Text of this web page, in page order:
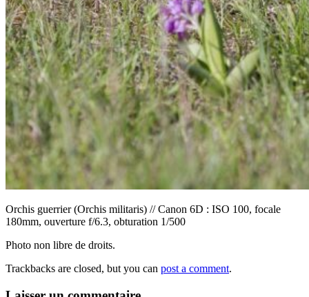
Orchis guerrier (Orchis militaris) // Canon 6D : ISO 100, focale
180mm, ouverture f/6.3, obturation 1/500
Photo non libre de droits.
Trackbacks are closed, but you can post a comment.